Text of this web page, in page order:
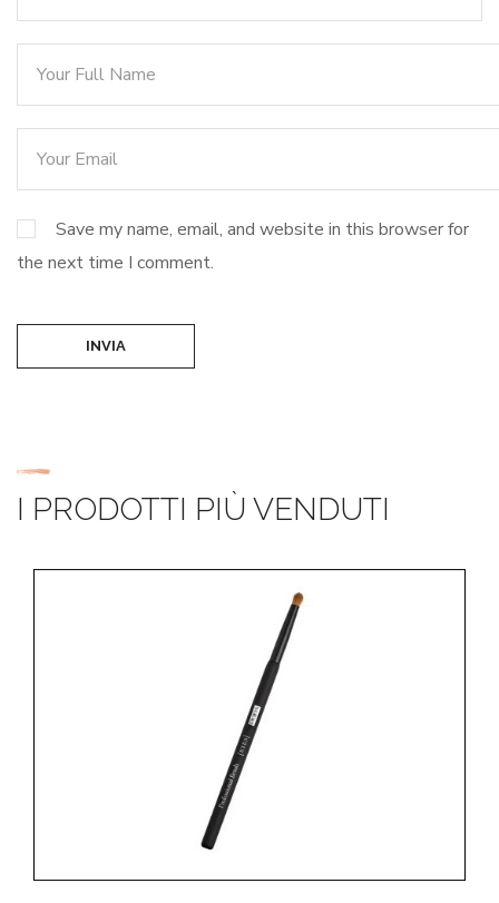
Save my name, email, and website in this browser for
the next time I comment.
INVIA
I PRODOTTI PIÙ VENDUTI